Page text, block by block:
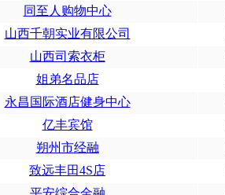
同至人购物中心
山西千朝实业有限公司
山西司索衣柜
姐弟名品店
永昌国际酒店健身中心
亿丰宾馆
朔州市经融
致远丰田4S店